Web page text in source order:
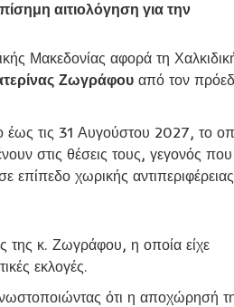
αιτιολόγηση για την
Μακεδονίας αφορά τη
Ζωγράφου από τον
έως τις 31 Αυγούστου 2027, το
στις θέσεις τους, γεγονός που
επίπεδο χωρικής
της κ. Ζωγράφου, η οποία είχε
εκλογές.
ότι η αποχώρησή